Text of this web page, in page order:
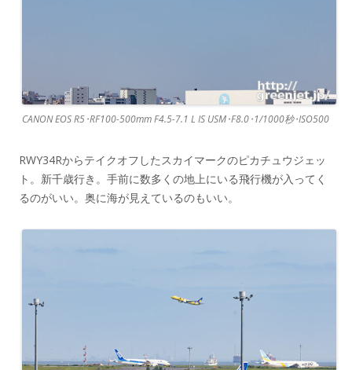
CANON EOS R5･RF100-500mm F4.5-7.1 L IS USM･F8.0･1/1000秒･ISO500
RWY34Rからテイクオフしたスカイマークのピカチュウジェッ
ト。新千歳行き。手前に数多くの地上にいる飛行機が入ってく
るのがいい。奥に海が見えているのもいい。